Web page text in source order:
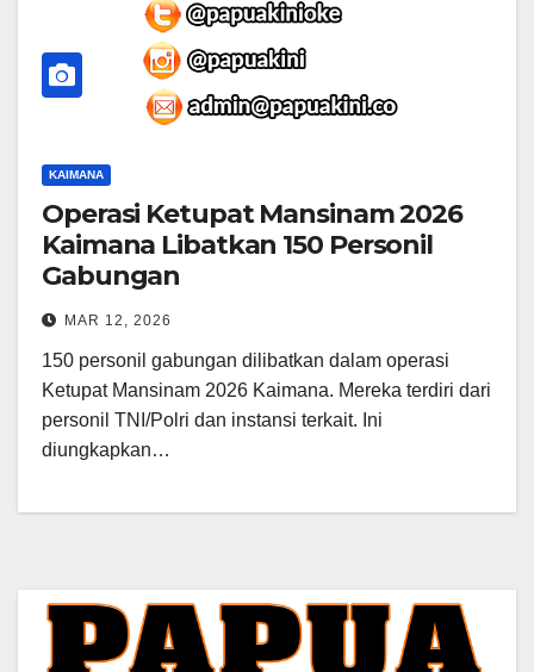
KAIMANA
Operasi Ketupat Mansinam 2026
Kaimana Libatkan 150 Personil
Gabungan
MAR 12, 2026
150 personil gabungan dilibatkan dalam operasi
Ketupat Mansinam 2026 Kaimana. Mereka terdiri dari
personil TNI/Polri dan instansi terkait. Ini
diungkapkan…